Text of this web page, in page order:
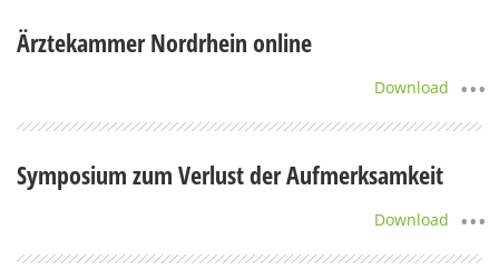
Ärztekammer Nordrhein online
Download
Symposium zum Verlust der Aufmerksamkeit
Download